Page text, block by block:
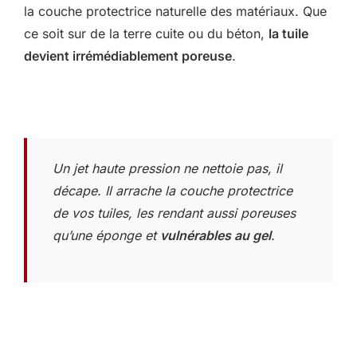
la couche protectrice naturelle des matériaux. Que
ce soit sur de la terre cuite ou du béton, la tuile
devient irrémédiablement poreuse.
Un jet haute pression ne nettoie pas, il
décape. Il arrache la couche protectrice
de vos tuiles, les rendant aussi poreuses
qu’une éponge et vulnérables au gel.